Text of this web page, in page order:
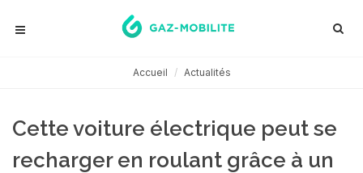
Accueil Actualités
Cette voiture électrique peut se
recharger en roulant grâce à un